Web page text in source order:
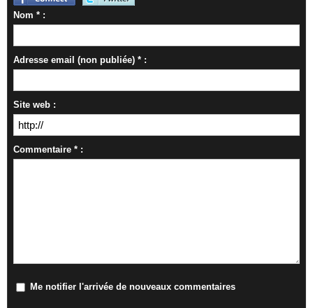
Nom * :
Adresse email (non publiée) * :
Site web :
Commentaire * :
Me notifier l'arrivée de nouveaux commentaires